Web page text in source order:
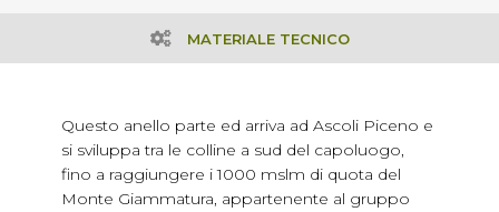
MATERIALE TECNICO
Questo anello parte ed arriva ad Ascoli Piceno e
si sviluppa tra le colline a sud del capoluogo,
fino a raggiungere i 1000 mslm di quota del
Monte Giammatura, appartenente al gruppo